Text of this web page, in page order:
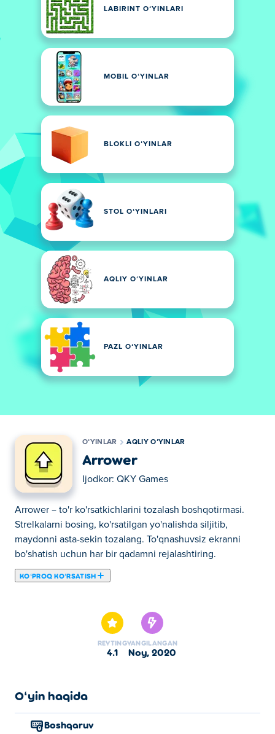
LABIRINT OʻYINLARI
MOBIL OʻYINLAR
BLOKLI OʻYINLAR
STOL OʻYINLARI
AQLIY OʻYINLAR
PAZL OʻYINLAR
OʻYINLAR AQLIY OʻYINLAR
Arrower
Ijodkor: QKY Games
Arrower – to'r ko'rsatkichlarini tozalash boshqotirmasi.
Strelkalarni bosing, ko'rsatilgan yo'nalishda siljitib,
maydonni asta-sekin tozalang. To'qnashuvsiz ekranni
bo'shatish uchun har bir qadamni rejalashtiring.
KOʻPROQ KOʻRSATISH
REYTING
4.1
YANGILANGAN
noy, 2020
Oʻyin haqida
Boshqaruv